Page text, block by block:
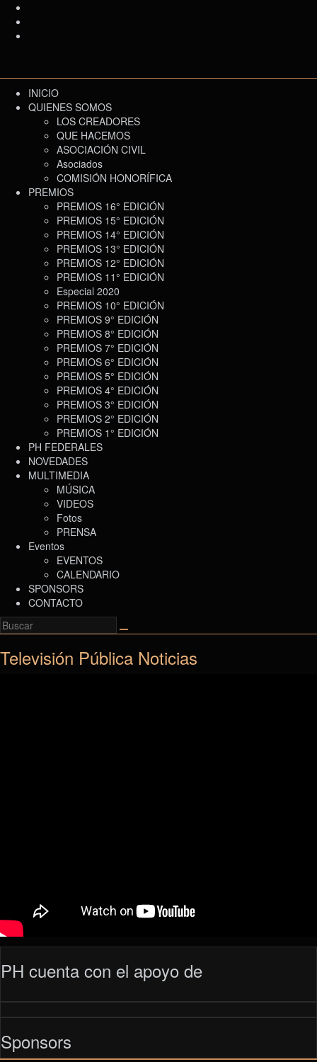
INICIO
QUIENES SOMOS
LOS CREADORES
QUE HACEMOS
ASOCIACIÓN CIVIL
Asociados
COMISIÓN HONORÍFICA
PREMIOS
PREMIOS 16° EDICIÓN
PREMIOS 15° EDICIÓN
PREMIOS 14° EDICIÓN
PREMIOS 13° EDICIÓN
PREMIOS 12° EDICIÓN
PREMIOS 11° EDICIÓN
Especial 2020
PREMIOS 10° EDICIÓN
PREMIOS 9° EDICIÓN
PREMIOS 8° EDICIÓN
PREMIOS 7° EDICIÓN
PREMIOS 6° EDICIÓN
PREMIOS 5° EDICIÓN
PREMIOS 4° EDICIÓN
PREMIOS 3° EDICIÓN
PREMIOS 2° EDICIÓN
PREMIOS 1° EDICIÓN
PH FEDERALES
NOVEDADES
MULTIMEDIA
MÚSICA
VIDEOS
Fotos
PRENSA
Eventos
EVENTOS
CALENDARIO
SPONSORS
CONTACTO
Televisión Pública Noticias
PH cuenta con el apoyo de
Sponsors